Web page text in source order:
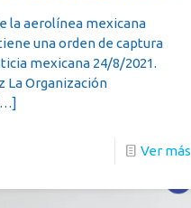
la aerolínea mexicana
una orden de captura
mexicana 24/8/2021.
La Organización
Ver más